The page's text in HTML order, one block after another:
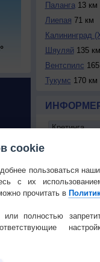
Паланга13 км
Лиепая 71 км
Калининград
Шяуляй 135 км
Вентспилс
Тукумс 170 км
Установите
Сделать
Добавить в
Экпорт
cookie
пользоваться
с их
прочитать в
полностью